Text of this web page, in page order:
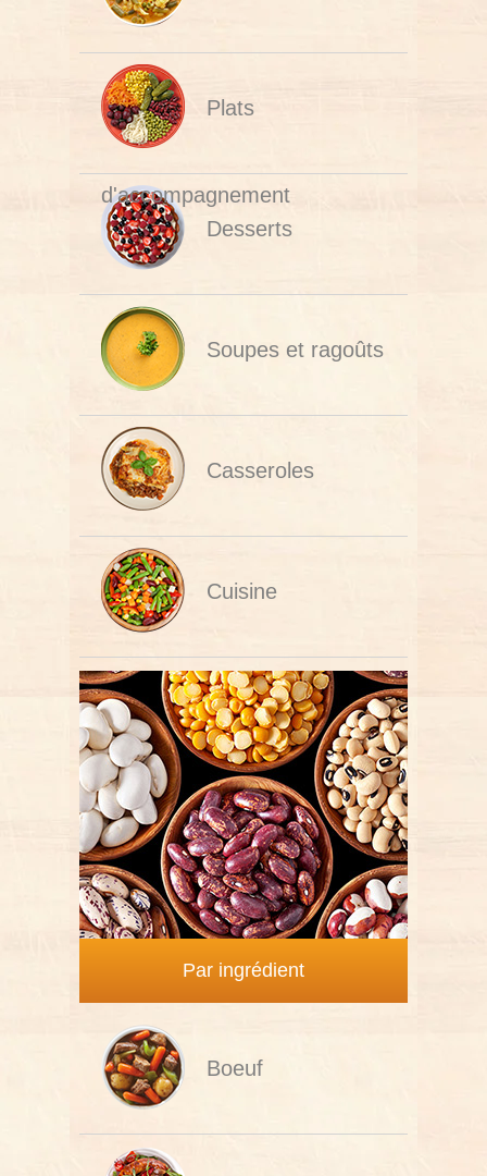
Plats
d'accompagnement
Desserts
Soupes et ragoûts
Casseroles
Cuisine
végétarienne
Par ingrédient
Boeuf